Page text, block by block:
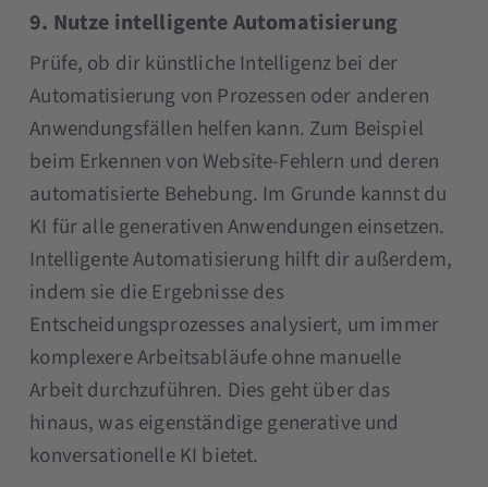
9. Nutze intelligente Automatisierung
Prüfe, ob dir künstliche Intelligenz bei der
Automatisierung von Prozessen oder anderen
Anwendungsfällen helfen kann. Zum Beispiel
beim Erkennen von Website-Fehlern und deren
automatisierte Behebung. Im Grunde kannst du
KI für alle generativen Anwendungen einsetzen.
Intelligente Automatisierung hilft dir außerdem,
indem sie die Ergebnisse des
Entscheidungsprozesses analysiert, um immer
komplexere Arbeitsabläufe ohne manuelle
Arbeit durchzuführen. Dies geht über das
hinaus, was eigenständige generative und
konversationelle KI bietet.